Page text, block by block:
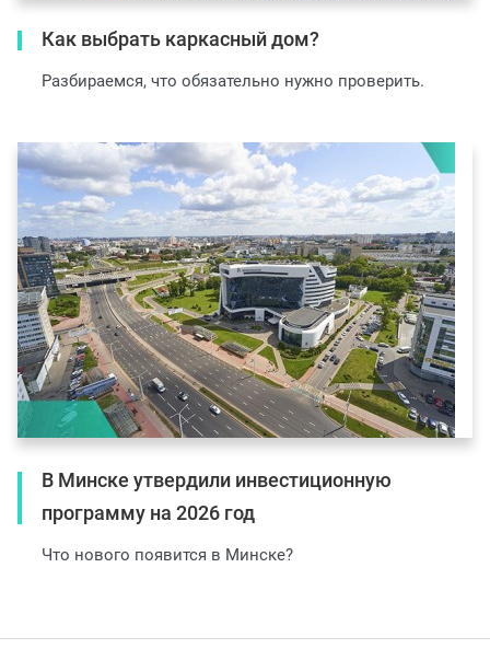
Как выбрать каркасный дом?
Разбираемся, что обязательно нужно проверить.
В Минске утвердили инвестиционную
программу на 2026 год
Что нового появится в Минске?